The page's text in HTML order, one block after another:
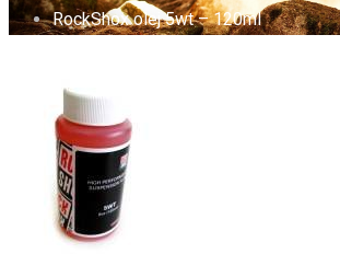
RockShox olej 5wt – 120ml